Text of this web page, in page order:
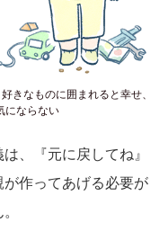
きなものに囲まれると幸せ、
にならない
、『元に戻してね』
作ってあげる必要が